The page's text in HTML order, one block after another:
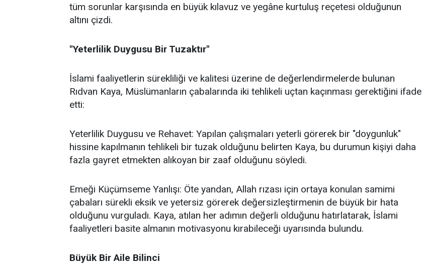
tüm sorunlar karşısında en büyük kılavuz ve yegâne kurtuluş reçetesi olduğunun
altını çizdi.
"Yeterlilik Duygusu Bir Tuzaktır"
İslami faaliyetlerin sürekliliği ve kalitesi üzerine de değerlendirmelerde bulunan
Rıdvan Kaya, Müslümanların çabalarında iki tehlikeli uçtan kaçınması gerektiğini ifade
etti:
Yeterlilik Duygusu ve Rehavet: Yapılan çalışmaları yeterli görerek bir "doygunluk"
hissine kapılmanın tehlikeli bir tuzak olduğunu belirten Kaya, bu durumun kişiyi daha
fazla gayret etmekten alıkoyan bir zaaf olduğunu söyledi.
Emeği Küçümseme Yanlışı: Öte yandan, Allah rızası için ortaya konulan samimi
çabaları sürekli eksik ve yetersiz görerek değersizleştirmenin de büyük bir hata
olduğunu vurguladı. Kaya, atılan her adımın değerli olduğunu hatırlatarak, İslami
faaliyetleri basite almanın motivasyonu kırabileceği uyarısında bulundu.
Büyük Bir Aile Bilinci